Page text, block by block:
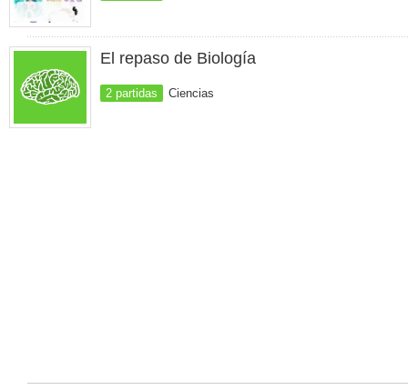
El repaso de Biología
2 partidas Ciencias